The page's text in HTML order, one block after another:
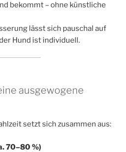
bekommt – ohne künstliche
lässt sich pauschal auf
Hund ist individuell.
ausgewogene
setzt sich zusammen aus:
70–80 %)